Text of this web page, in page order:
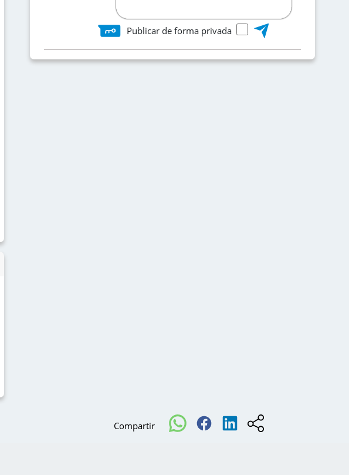
Publicar de forma privada
Compartir